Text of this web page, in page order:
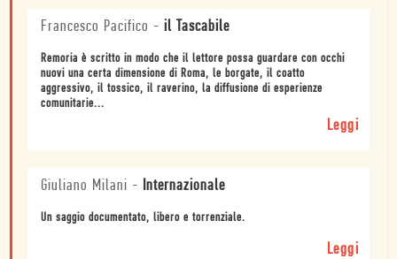
Francesco Pacifico - il Tascabile
Remoria è scritto in modo che il lettore possa guardare con occhi
nuovi una certa dimensione di Roma, le borgate, il coatto
aggressivo, il tossico, il raverino, la diffusione di esperienze
comunitarie...
Leggi
Giuliano Milani - Internazionale
Un saggio documentato, libero e torrenziale.
Leggi